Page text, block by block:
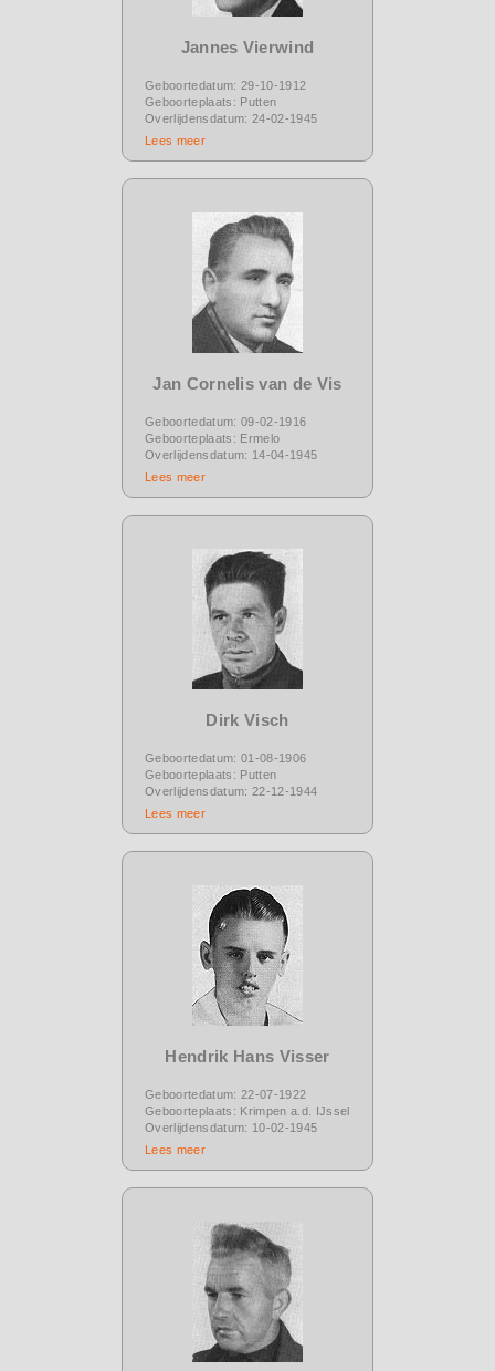
Jannes Vierwind
Geboortedatum: 29-10-1912
Geboorteplaats: Putten
Overlijdensdatum: 24-02-1945
Lees meer
Jan Cornelis van de Vis
Geboortedatum: 09-02-1916
Geboorteplaats: Ermelo
Overlijdensdatum: 14-04-1945
Lees meer
Dirk Visch
Geboortedatum: 01-08-1906
Geboorteplaats: Putten
Overlijdensdatum: 22-12-1944
Lees meer
Hendrik Hans Visser
Geboortedatum: 22-07-1922
Geboorteplaats: Krimpen a.d. IJssel
Overlijdensdatum: 10-02-1945
Lees meer